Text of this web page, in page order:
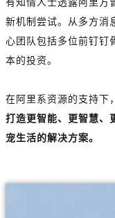
新机制尝试。从多方消
心团队包括多位前钉钉
本的投资。
在阿里系资源的支持下
打造更智能、更智慧、
宠生活的解决方案。